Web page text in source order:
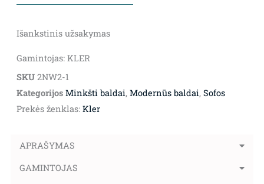
Išankstinis užsakymas
Gamintojas: KLER
SKU 2NW2-1
Kategorijos Minkšti baldai, Modernūs baldai, Sofos
Prekės ženklas: Kler
APRAŠYMAS
GAMINTOJAS